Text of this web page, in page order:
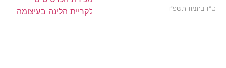
ט״ז בתמוז תשפ״ו